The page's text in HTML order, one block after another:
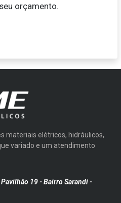
orçamento.
materiais elétricos, hidráulicos,
variado e um atendimento
19 - Bairro Sarandi-